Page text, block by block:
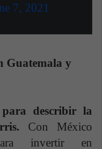
7, 2021
Guatemala y
describir la
Con México
invertir en